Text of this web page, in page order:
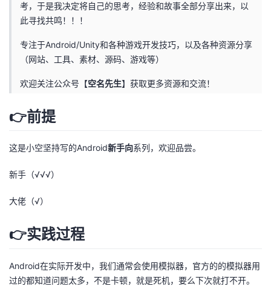
者
我
客
论
坛
的
圈
我
的
我
动
关
注
的
开
我
的
我
考，于是我决定将自己的思考，经验和故事全部分享出来，以
此寻找共鸣！！！
专注于Android/Unity和各种游戏开发技巧，以及各种资源分享
（网站、工具、素材、源码、游戏等）
欢迎关注公众号【空名先生】获取更多资源和交流！
👉前提
这是小空坚持写的Android新手向系列，欢迎品尝。
新手（√√√）
大佬（√）
👉实践过程
Android在实际开发中，我们通常会使用模拟器，官方的的模拟器用
过的都知道问题太多，不是卡顿，就是死机，要么下次就打不开。